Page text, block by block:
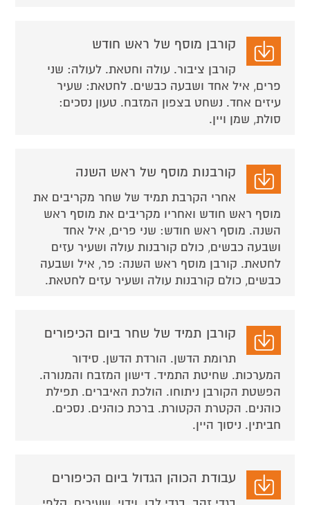
קורבן מוסף של ראש חודש
קורבן ציבור. עולה וחטאת. לעולה: שני
פרים, איל אחד ושבעה כבשים. לחטאת: שעיר
עיזים אחד. נשחט בצפון המזבח. טעון נסכים:
סולת, שמן ויין.
קורבנות מוסף של ראש השנה
אחרי הקרבת תמיד של שחר מקריבים את
מוסף ראש חודש ואחריו מקריבים את מוסף ראש
השנה. מוסף ראש חודש: שני פרים, איל אחד
ושבעה כבשים, כולם קורבנות עולה ושעיר עזים
לחטאת. קורבן מוסף ראש השנה: פר, איל ושבעה
כבשים, כולם קורבנות עולה ושעיר עזים לחטאת.
קורבן תמיד של שחר ביום הכיפורים
תרומת הדשן. הורדת הדשן. סידור
המערכות. שחיטת התמיד. דישון המזבח והמנורה.
הפשטת הקורבן ניתוחו. הולכת האיברים. תפילת
כוהנים. הקטרת הקטורת. ברכת כוהנים. נסכים.
חביתין. ניסוך היין.
עבודת הכוהן הגדול ביום הכיפורים